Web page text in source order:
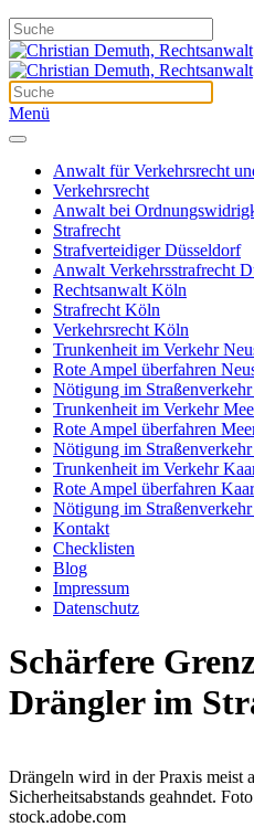
Menü
Anwalt für Verkehrsrecht
Verkehrsrecht
Anwalt bei
Strafrecht
Strafverteidiger Düsseldorf
Anwalt Verkehrsstrafrecht
Rechtsanwalt Köln
Strafrecht Köln
Verkehrsrecht Köln
Trunkenheit im Verkehr
Rote Ampel überfahren
Nötigung im Straßenverkehr
Trunkenheit im Verkehr
Rote Ampel überfahren
Nötigung im
Trunkenheit im Verkehr
Rote Ampel überfahren
Nötigung im
Kontakt
Checklisten
Blog
Impressum
Datenschutz
Schärfere
Drängler im
Drängeln wird in der Praxis meist
Sicherheitsabstands geahndet.
stock.adobe.com